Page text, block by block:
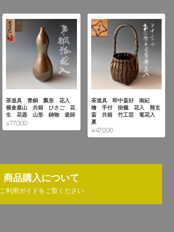
茶道具 青銅 瓢形 花入
横倉嘉山 共箱 ひさご 花
生 花器 山形 鋳物 釜師
¥17,000
茶道具 即中斎好 南紀
檜 手付 掛籠 花入 熊玄
斎 共箱 竹工芸 篭花入
夏
¥47,000
商品購入について
ご利用ガイドをご覧ください